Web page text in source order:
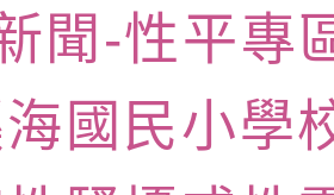
灣師範大學辦理
康促進學校輔導
研習」實施計畫
家教育研究院中
族教育政策研討
國際趨勢與發展
政府教育局辦理
立臺灣師範大學
聞-性平專
國民小學